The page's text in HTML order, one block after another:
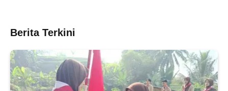
Berita Terkini